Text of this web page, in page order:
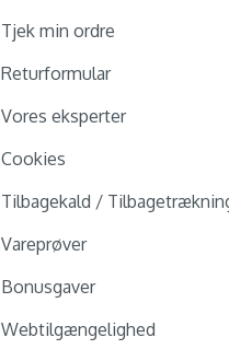
Tjek min ordre
Returformular
Vores eksperter
Cookies
Tilbagekald /
Vareprøver
Bonusgaver
Webtilgængelighed